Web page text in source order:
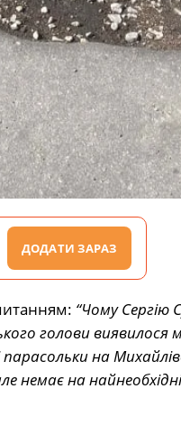
ДОДАТИ ЗАРАЗ
“Чому Сергію
голови
на
немає на